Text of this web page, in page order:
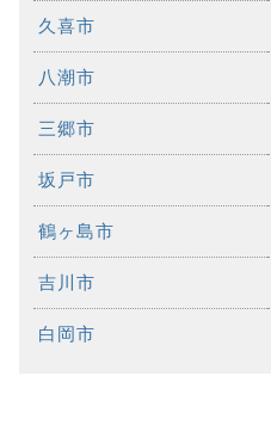
久喜市
八潮市
三郷市
坂戸市
鶴ヶ島市
吉川市
白岡市